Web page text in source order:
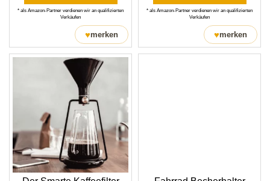
* als Amazon-Partner verdienen wir an qualifizierten
Verkäufen
♥merken
* als Amazon-Partner verdienen wir an qualifizierten
Verkäufen
♥merken